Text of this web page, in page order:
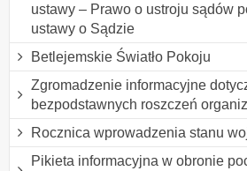
ustawy – Prawo o ustroju sądów
ustawy o Sądzie
Betlejemskie Światło Pokoju
Zgromadzenie informacyjne
bezpodstawnych roszczeń
Rocznica wprowadzenia stanu
Pikieta informacyjna w obronie